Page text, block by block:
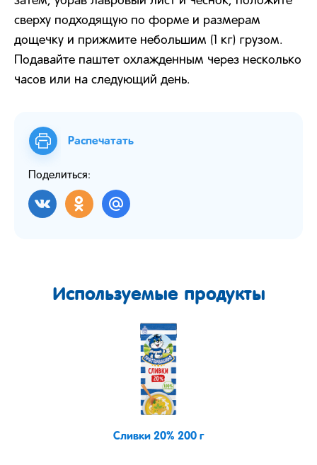
сверху подходящую по форме и размерам
дощечку и прижмите небольшим (1 кг) грузом.
Подавайте паштет охлажденным через несколько
часов или на следующий день.
Распечатать
Поделиться:
Используемые продукты
Сливки 20% 200 г